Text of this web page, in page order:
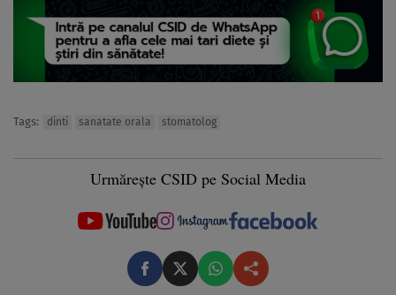
Tags: dinti sanatate orala stomatolog
Urmărește CSID pe Social Media